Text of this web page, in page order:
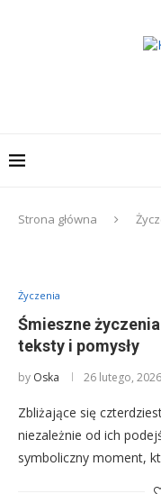
Strona główna
Życzenia
Śmieszne
teksty i pomysły
by Oska 26 lutego, 2026
Zbliżające się
niezależnie od ich
symboliczny moment,